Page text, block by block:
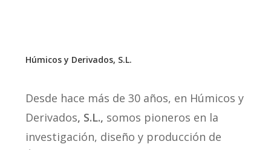
Húmicos y Derivados, S.L.
Desde hace más de 30 años, en Húmicos y
Derivados, S.L., somos pioneros en la
investigación, diseño y producción de